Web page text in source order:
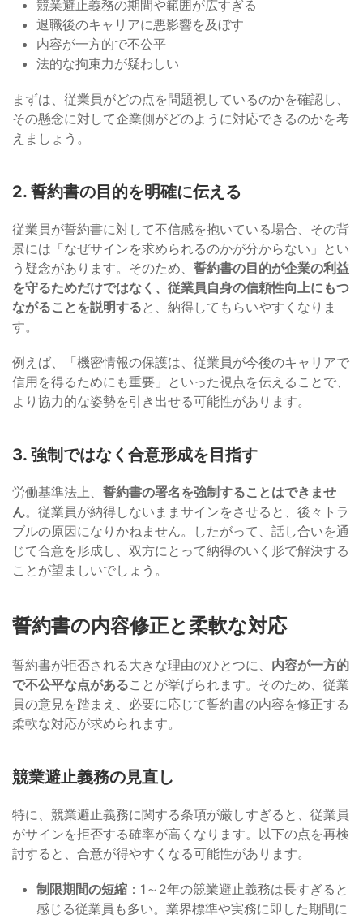
競業避止義務の期間や範囲が広すぎる
退職後のキャリアに悪影響を及ぼす
内容が一方的で不公平
法的な拘束力が疑わしい
まずは、従業員がどの点を問題視しているのかを確認し、
その懸念に対して企業側がどのように対応できるのかを考
えましょう。
2. 誓約書の目的を明確に伝える
従業員が誓約書に対して不信感を抱いている場合、その背
景には「なぜサインを求められるのかが分からない」とい
う疑念があります。そのため、 誓約書の目的が企業の利益
を守るためだけではなく、従業員自身の信頼性向上にもつ
ながることを説明する と、納得してもらいやすくなりま
す。
例えば、「機密情報の保護は、従業員が今後のキャリアで
信用を得るためにも重要」といった視点を伝えることで、
より協力的な姿勢を引き出せる可能性があります。
3. 強制ではなく合意形成を目指す
労働基準法上、 誓約書の署名を強制することはできませ
ん。従業員が納得しないままサインをさせると、後々トラ
ブルの原因になりかねません。したがって、話し合いを通
じて合意を形成し、双方にとって納得のいく形で解決する
ことが望ましいでしょう。
誓約書の内容修正と柔軟な対応
誓約書が拒否される大きな理由のひとつに、 内容が一方的
で不公平な点があることが挙げられます。そのため、従業
員の意見を踏まえ、必要に応じて誓約書の内容を修正する
柔軟な対応が求められます。
競業避止義務の見直し
特に、競業避止義務に関する条項が厳しすぎると、従業員
がサインを拒否する確率が高くなります。以下の点を再検
討すると、合意が得やすくなる可能性があります。
制限期間の短縮 ：1～2年の競業避止義務は長すぎると
感じる従業員も多い。業界標準や実務に即した期間に